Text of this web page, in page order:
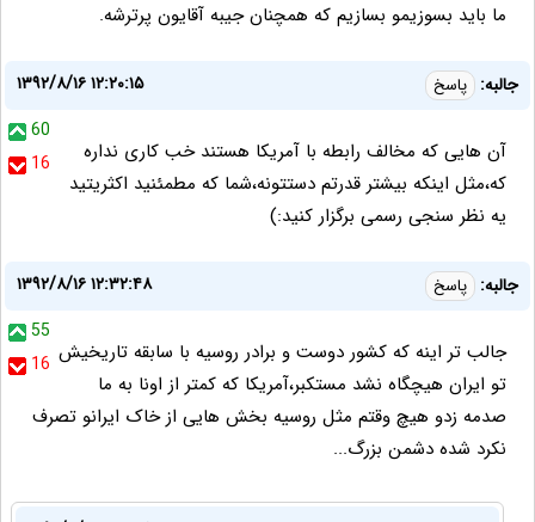
ما باید بسوزیمو بسازیم که همچنان جیبه آقایون پرترشه.
جالبه: پاسخ
۱۳۹۲/۸/۱۶ ۱۲:۲۰:۱۵
60
16
آن هایی که مخالف رابطه با آمریکا هستند خب کاری نداره
که،مثل اینکه بیشتر قدرتم دستتونه،شما که مطمئنید اکثریتید
یه نظر سنجی رسمی برگزار کنید:)
جالبه: پاسخ
۱۳۹۲/۸/۱۶ ۱۲:۳۲:۴۸
55
16 جالب تر اینه که کشور دوست و برادر روسیه با سابقه تاریخیش
تو ایران هیچگاه نشد مستکبر،آمریکا که کمتر از اونا به ما
صدمه زدو هیچ وقتم مثل روسیه بخش هایی از خاک ایرانو تصرف
نکرد شده دشمن بزرگ...